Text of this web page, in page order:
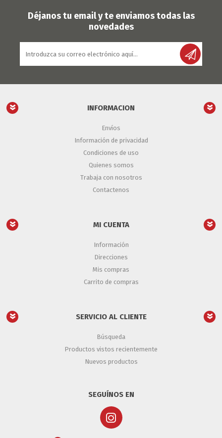
Déjanos tu email y te enviamos todas las
novedades
INFORMACION
Envíos
Información de privacidad
Condiciones de uso
Quienes somos
Trabaja con nosotros
Contactenos
MI CUENTA
Información
Direcciones
Mis compras
Carrito de compras
SERVICIO AL CLIENTE
Búsqueda
Productos vistos recientemente
Nuevos productos
SEGUÍNOS EN